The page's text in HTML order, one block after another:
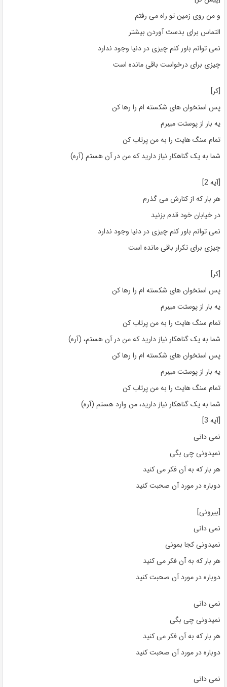
و من روی زمین تو راه می رفتم
التماس برای بدست آوردن بیشتر
نمی توانم باور کنم چیزی در دنیا وجود ندارد
چیزی برای درخواست باقی مانده است
[کر]
پس استخوان های شکسته ام را رها کن
یه بار از پوستت میبرم
تمام سنگ هایت را به من پرتاب کن
شما به یک گناهکار نیاز دارید که من در آن هستم (آره)
[آیه 2]
هر بار که از کنارش می گذرم
در خیابان خود قدم بزنید
نمی توانم باور کنم چیزی در دنیا وجود ندارد
چیزی برای تکرار باقی مانده است
[کر]
پس استخوان های شکسته ام را رها کن
یه بار از پوستت میبرم
تمام سنگ هایت را به من پرتاب کن
شما به یک گناهکار نیاز دارید که من در آن هستم، (آره)
پس استخوان های شکسته ام را رها کن
یه بار از پوستت میبرم
تمام سنگ هایت را به من پرتاب کن
شما به یک گناهکار نیاز دارید، من وارد هستم (آره)
[آیه 3]
نمی دانی
نمیدونی چی بگی
هر بار که به آن فکر می کنید
دوباره در مورد آن صحبت کنید
[بیرونی]
نمی دانی
نمیدونی کجا بمونی
هر بار که به آن فکر می کنید
دوباره در مورد آن صحبت کنید
نمی دانی
نمیدونی چی بگی
هر بار که به آن فکر می کنید
دوباره در مورد آن صحبت کنید
نمی دانی